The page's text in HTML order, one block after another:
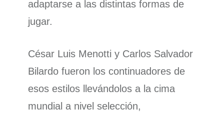
adaptarse a las distintas formas de
jugar.
César Luis Menotti y Carlos Salvador
Bilardo fueron los continuadores de
esos estilos llevándolos a la cima
mundial a nivel selección,